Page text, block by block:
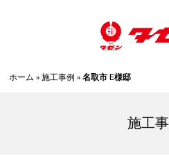
ホーム »施工事例 »名取市 E様邸
施工